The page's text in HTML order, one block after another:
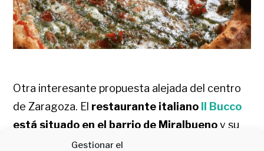
Gestionar el
Otra interesante propuesta alejada del centro
de Zaragoza. El restaurante italiano Il Bucco
está situado en el barrio de Miralbuenoy su
especialidad es la comida italiana, con especial